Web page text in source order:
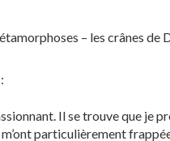
– les crânes de
Il se trouve que je
particulièrement frappée